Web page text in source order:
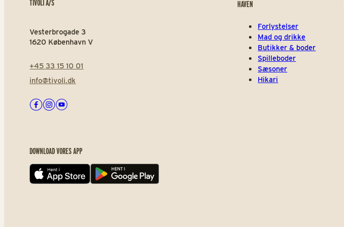
TIVOLI A/S
Vesterbrogade 3
1620 København V
+45 33 15 10 01
info@tivoli.dk
Facebook
Instagram
Youtube
DOWNLOAD VORES APP
App store Play store
HAVEN
Forlystelser
Mad og drikke
Butikker & boder
Spilleboder
Sæsoner
Hikari